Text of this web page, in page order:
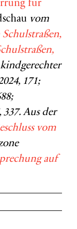
für
vom
171;
Aus der
vom
auf